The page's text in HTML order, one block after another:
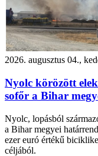
2026. augusztus 04.,
Nyolc körözött
sofőr a Bihar
Nyolc, lopásból
a Bihar megyei
ezer euró értékű
céljából.